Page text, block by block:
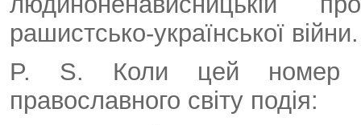
рашистсько-української
P. S. Коли цей номер
православного світу подія: